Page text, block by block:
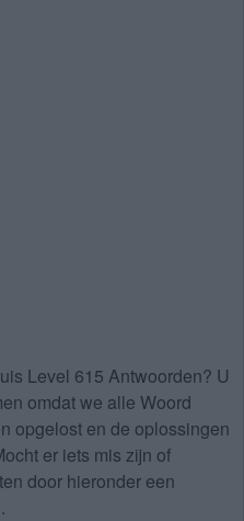
Level 615 Antwoorden? U
omdat we alle Woord
opgelost en de oplossingen
er iets mis zijn of
door hieronder een